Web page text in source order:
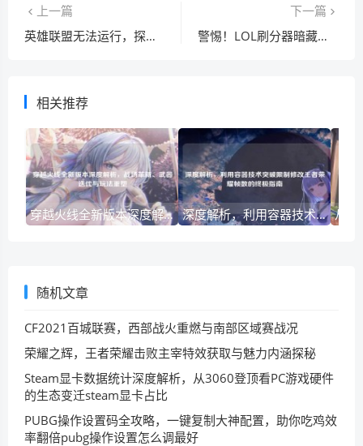
上一篇
英雄联盟无法运行，探寻游戏困境与网络诊断难题
下一篇
警惕！LOL刷分器暗藏的陷阱与危害
相关推荐
穿越火线全新版本深度解析，战场革新、武器迭代与玩法重塑 深度解析，利用容器技术突破限制修改王者荣耀帧数的终极指南
随机文章
CF2021百城联赛，西部战火重燃与南部区域赛战况
荣耀之辉，王者荣耀击败主宰特效获取与魅力内涵探秘
Steam显卡数据统计深度解析，从3060登顶看PC游戏硬件
的生态变迁steam显卡占比
PUBG操作设置码全攻略，一键复制大神配置，助你吃鸡效
率翻倍pubg操作设置怎么调最好